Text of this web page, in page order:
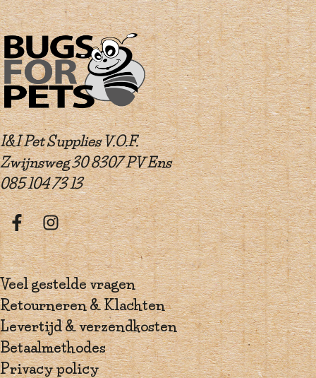
I&I Pet Supplies V.O.F.
Zwijnsweg 30 8307 PV Ens
085 104 73 13
Veel gestelde vragen
Retourneren & Klachten
Levertijd & verzendkosten
Betaalmethodes
Privacy policy